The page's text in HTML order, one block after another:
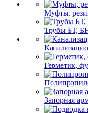
Муфты,
Трубы БТ,
Герметик,
Запорная